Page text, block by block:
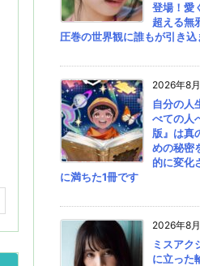
登場！愛
超える無
圧巻の世界観に誰もが引き込
2026年8
自分の人
べての人
版』は真
めの秘密
的に変化
に満ちた1冊です
2026年8
ミスアク
に立った